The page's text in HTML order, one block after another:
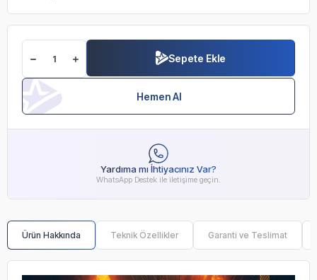
Sepete Ekle
Hemen Al
Yardıma mı İhtiyacınız Var?
WhatsApp Destek ile iletişime geçin.
Ürün Hakkında Teknik Özellikler Garanti ve Teslimat